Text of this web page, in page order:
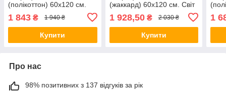
(полікоттон) 60х120 см.
1 843 ₴ 1 940 ₴
Купити
(жаккард) 60х120 см. Світ
1 928,50₴ 2 030 ₴
Купити
1
Про нас
98% позитивних з 137 відгуків за рік